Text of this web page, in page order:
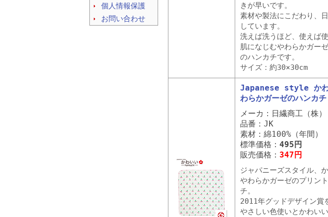
きが早いです。
素材や製法にこだわり、
しています。
洗えば洗うほど、使えば使
肌になじむやわらかガー
のハンカチです。
サイズ：約30×30cm
Japanese style か
わらかガーゼのハンカチ
メーカ：日繊商工（株）
品番：JK
素材：綿100%（年間）
標準価格： 495円
販売価格： 347円
ジャパニーズスタイル、
やわらかガーゼのプリン
チ。
2011年グッドデザイン賞
やさしい色使いとかわい
個人情報保護
お問い合わせ